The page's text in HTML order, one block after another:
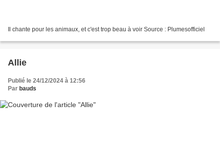
Il chante pour les animaux, et c'est trop beau à voir Source : Plumesofficiel
Allie
Publié le 24/12/2024 à 12:56
Par bauds